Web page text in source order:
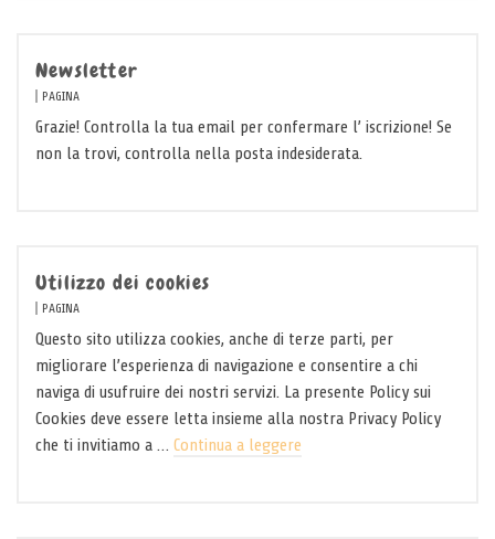
Newsletter
PAGINA
Grazie! Controlla la tua email per confermare l’ iscrizione! Se
non la trovi, controlla nella posta indesiderata.
Utilizzo dei cookies
PAGINA
Questo sito utilizza cookies, anche di terze parti, per
migliorare l’esperienza di navigazione e consentire a chi
naviga di usufruire dei nostri servizi. La presente Policy sui
Cookies deve essere letta insieme alla nostra Privacy Policy
che ti invitiamo a … Continua a leggere